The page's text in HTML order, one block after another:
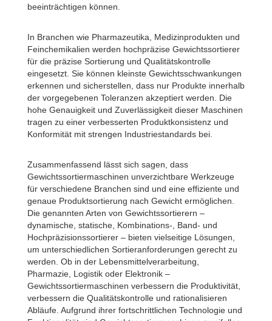
beeinträchtigen können.
In Branchen wie Pharmazeutika, Medizinprodukten und
Feinchemikalien werden hochpräzise Gewichtssortierer
für die präzise Sortierung und Qualitätskontrolle
eingesetzt. Sie können kleinste Gewichtsschwankungen
erkennen und sicherstellen, dass nur Produkte innerhalb
der vorgegebenen Toleranzen akzeptiert werden. Die
hohe Genauigkeit und Zuverlässigkeit dieser Maschinen
tragen zu einer verbesserten Produktkonsistenz und
Konformität mit strengen Industriestandards bei.
Zusammenfassend lässt sich sagen, dass
Gewichtssortiermaschinen unverzichtbare Werkzeuge
für verschiedene Branchen sind und eine effiziente und
genaue Produktsortierung nach Gewicht ermöglichen.
Die genannten Arten von Gewichtssortierern –
dynamische, statische, Kombinations-, Band- und
Hochpräzisionssortierer – bieten vielseitige Lösungen,
um unterschiedlichen Sortieranforderungen gerecht zu
werden. Ob in der Lebensmittelverarbeitung,
Pharmazie, Logistik oder Elektronik –
Gewichtssortiermaschinen verbessern die Produktivität,
verbessern die Qualitätskontrolle und rationalisieren
Abläufe. Aufgrund ihrer fortschrittlichen Technologie und